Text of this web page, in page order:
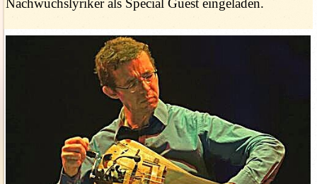
Nachwuchslyriker als Special Guest eingeladen.